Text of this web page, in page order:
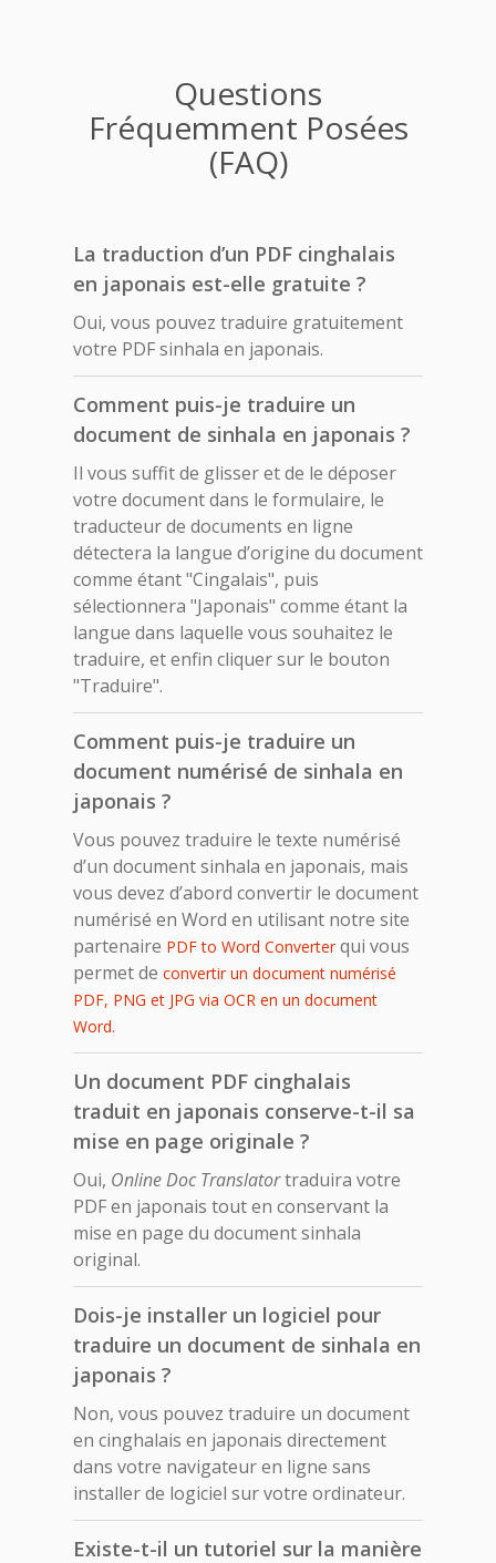
Questions
Fréquemment Posées
(FAQ)
La traduction d’un PDF cinghalais
en japonais est-elle gratuite ?
Oui, vous pouvez traduire gratuitement
votre PDF sinhala en japonais.
Comment puis-je traduire un
document de sinhala en japonais ?
Il vous suffit de glisser et de le déposer
votre document dans le formulaire, le
traducteur de documents en ligne
détectera la langue d’origine du document
comme étant "Cingalais", puis
sélectionnera "Japonais" comme étant la
langue dans laquelle vous souhaitez le
traduire, et enfin cliquer sur le bouton
"Traduire".
Comment puis-je traduire un
document numérisé de sinhala en
japonais ?
Vous pouvez traduire le texte numérisé
d’un document sinhala en japonais, mais
vous devez d’abord convertir le document
numérisé en Word en utilisant notre site
partenaire PDF to Word Converterqui vous
permet de convertir un document numérisé
PDF, PNG et JPG via OCR en un document
Word.
Un document PDF cinghalais
traduit en japonais conserve-t-il sa
mise en page originale ?
Oui, Online Doc Translatortraduira votre
PDF en japonais tout en conservant la
mise en page du document sinhala
original.
Dois-je installer un logiciel pour
traduire un document de sinhala en
japonais ?
Non, vous pouvez traduire un document
en cinghalais en japonais directement
dans votre navigateur en ligne sans
installer de logiciel sur votre ordinateur.
Existe-t-il un tutoriel sur la manière